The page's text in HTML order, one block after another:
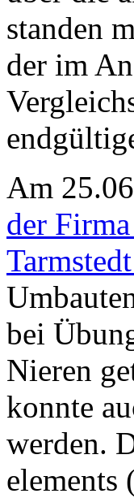
standen
der im
Am
der
bei
Nieren
konnte
werden.
elements